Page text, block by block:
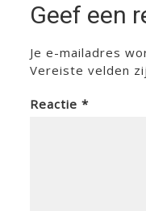
Geef een
Je e-mailadres
Vereiste velden
Reactie*